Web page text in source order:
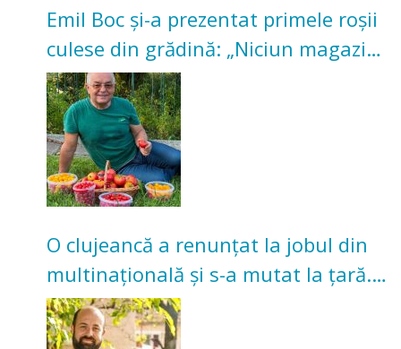
Emil Boc și-a prezentat primele roșii
culese din grădină: „Niciun magazin
nu poate oferi această satisfacție”
O clujeancă a renunțat la jobul din
multinațională și s-a mutat la țară.
Acum cultivă legume în grădina
bunicilor